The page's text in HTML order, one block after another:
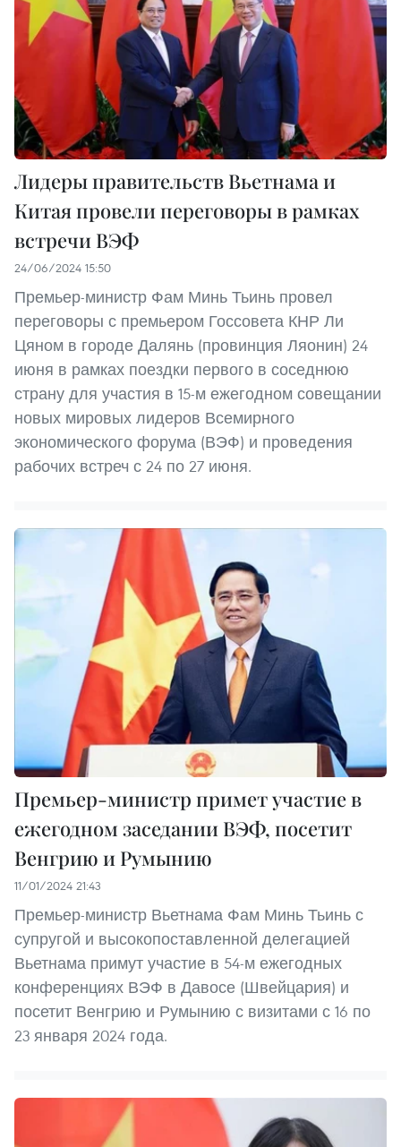
Лидеры правительств Вьетнама и
Китая провели переговоры в рамках
встречи ВЭФ
24/06/2024 15:50
Премьер-министр Фам Минь Тьинь провел
переговоры с премьером Госсовета КНР Ли
Цяном в городе Далянь (провинция Ляонин) 24
июня в рамках поездки первого в соседнюю
страну для участия в 15-м ежегодном совещании
новых мировых лидеров Всемирного
экономического форума (ВЭФ) и проведения
рабочих встреч с 24 по 27 июня.
Премьер-министр примет участие в
ежегодном заседании ВЭФ, посетит
Венгрию и Румынию
11/01/2024 21:43
Премьер-министр Вьетнама Фам Минь Тьинь с
супругой и высокопоставленной делегацией
Вьетнама примут участие в 54-м ежегодных
конференциях ВЭФ в Давосе (Швейцария) и
посетит Венгрию и Румынию с визитами с 16 по
23 января 2024 года.